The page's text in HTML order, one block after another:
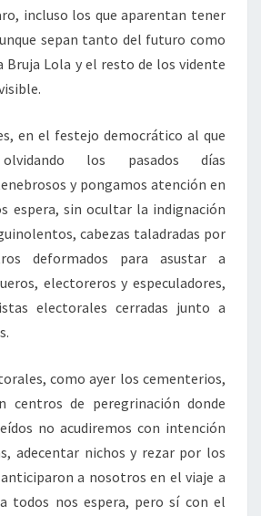
incluso los que aparentan tener
sepan tanto del futuro como
Bruja Lola y el resto de los vidente
en el festejo democrático al que
los pasados días
y pongamos atención en
espera, sin ocultar la indignación
cabezas taladradas por
deformados para asustar a
electoreros y especuladores,
electorales cerradas junto a
como ayer los cementerios,
centros de peregrinación donde
no acudiremos con intención
adecentar nichos y rezar por los
a nosotros en el viaje a
todos nos espera, pero sí con el